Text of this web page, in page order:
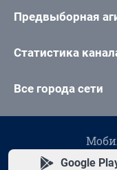
Предвыборная
Статистика
Все города сети
Google